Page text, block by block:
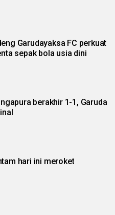
Garudayaksa FC perkuat
sepak bola usia dini
berakhir 1-1, Garuda
hari ini meroket